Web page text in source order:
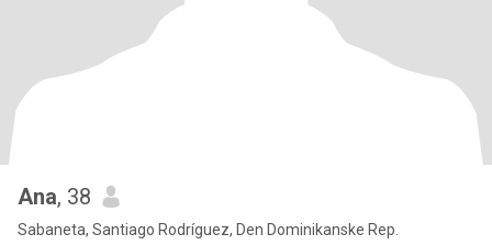
Ana, 38
Sabaneta, Santiago Rodríguez, Den Dominikanske Rep.